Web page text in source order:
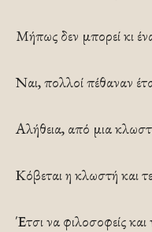
Μήπως δεν μπορεί κι
Ναι, πολλοί πέθαναν
Αλήθεια, από μια
Κόβεται η κλωστή και
Έτσι να φιλοσοφείς